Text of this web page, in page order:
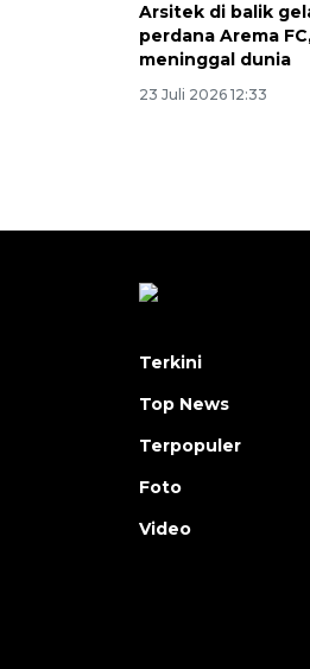
Arsitek di balik
perdana Arema
meninggal dunia
23 Juli 2026 12:33
Terkini
Top News
Terpopuler
Foto
Video